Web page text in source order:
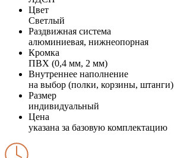
Цвет
Светлый
Раздвижная система
алюминиевая, нижнеопорная
Кромка
ПВХ (0,4 мм, 2 мм)
Внутреннее наполнение
на выбор (полки, корзины, штанги)
Размер
индивидуальный
Цена
указана за базовую комплектацию